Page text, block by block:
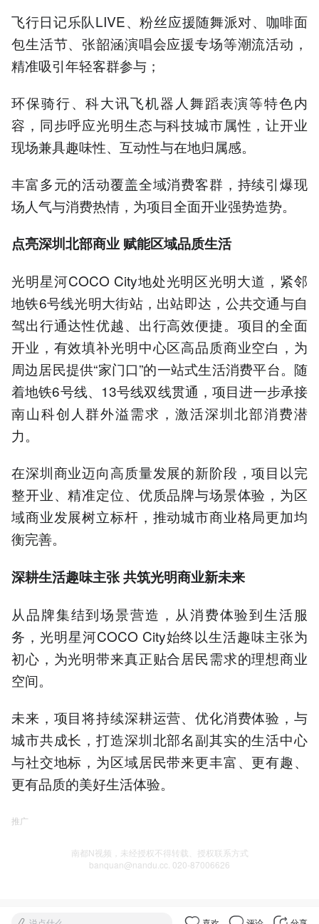
飞行日记乐队LIVE、粉丝应援随舞派对、咖啡面
包生活节、张韶涵演唱会应援专场等潮流活动，
精准吸引年轻客群参与；
环保骑行、科大讯飞机器人舞蹈表演等特色内
容，同步呼应光明生态与科技城市属性，让开业
现场兼具趣味性、互动性与在地归属感。
丰富多元的活动覆盖全域消费客群，持续引爆现
场人气与消费热情，为项目全面开业强势造势。
点亮深圳北部商业 赋能区域品质生活
光明星河COCO City地处光明区光明大道，紧邻
地铁6号线光明大街站，出站即达，公共交通与自
驾出行通达性优越、出行高效便捷。项目的全面
开业，有效填补光明中心区高品质商业空白，为
周边居民提供“家门口”的一站式生活消费平台。随
着地铁6号线、13号线双线贯通，项目进一步承接
南山科创人群外溢需求，激活深圳北部消费潜
力。
在深圳商业迈向高质量发展的新阶段，项目以完
整开业、精准定位、优质品牌与场景体验，为区
域商业发展树立标杆，推动城市商业格局更加均
衡完善。
深耕生活趣味主张 共筑光明商业新未来
从品牌集结到场景营造，从消费体验到生活服
务，光明星河COCO City始终以生活趣味主张为
初心，为光明带来真正贴合居民需求的理想商业
空间。
未来，项目将持续深耕运营、优化消费体验，与
城市共成长，打造深圳北部名副其实的生活中心
与社交地标，为区域居民带来更丰富、更有趣、
更有品质的美好生活体验。
推广
南都N视频，未经授权不得转载、授权联系方式
banquan@nandu.cc. 020-87006626